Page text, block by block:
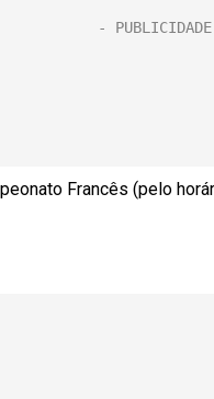
Francês (pelo